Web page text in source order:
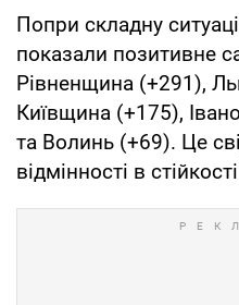
Попри складну
показали позитивне
Рівненщина (+291),
Київщина (+175),
та Волинь (+69). Це
відмінності в